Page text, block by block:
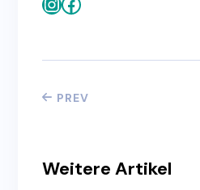
PREV
Weitere Artikel